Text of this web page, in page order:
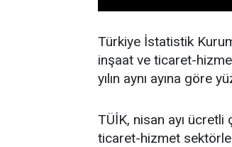
Türkiye İstatistik
inşaat ve ticaret-
yılın aynı ayına göre
TÜİK, nisan ayı ücretli
ticaret-hizmet